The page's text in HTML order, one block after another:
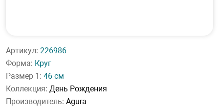
Артикул: 226986
Форма: Круг
Размер 1: 46 см
Коллекция: День Рождения
Производитель: Agura